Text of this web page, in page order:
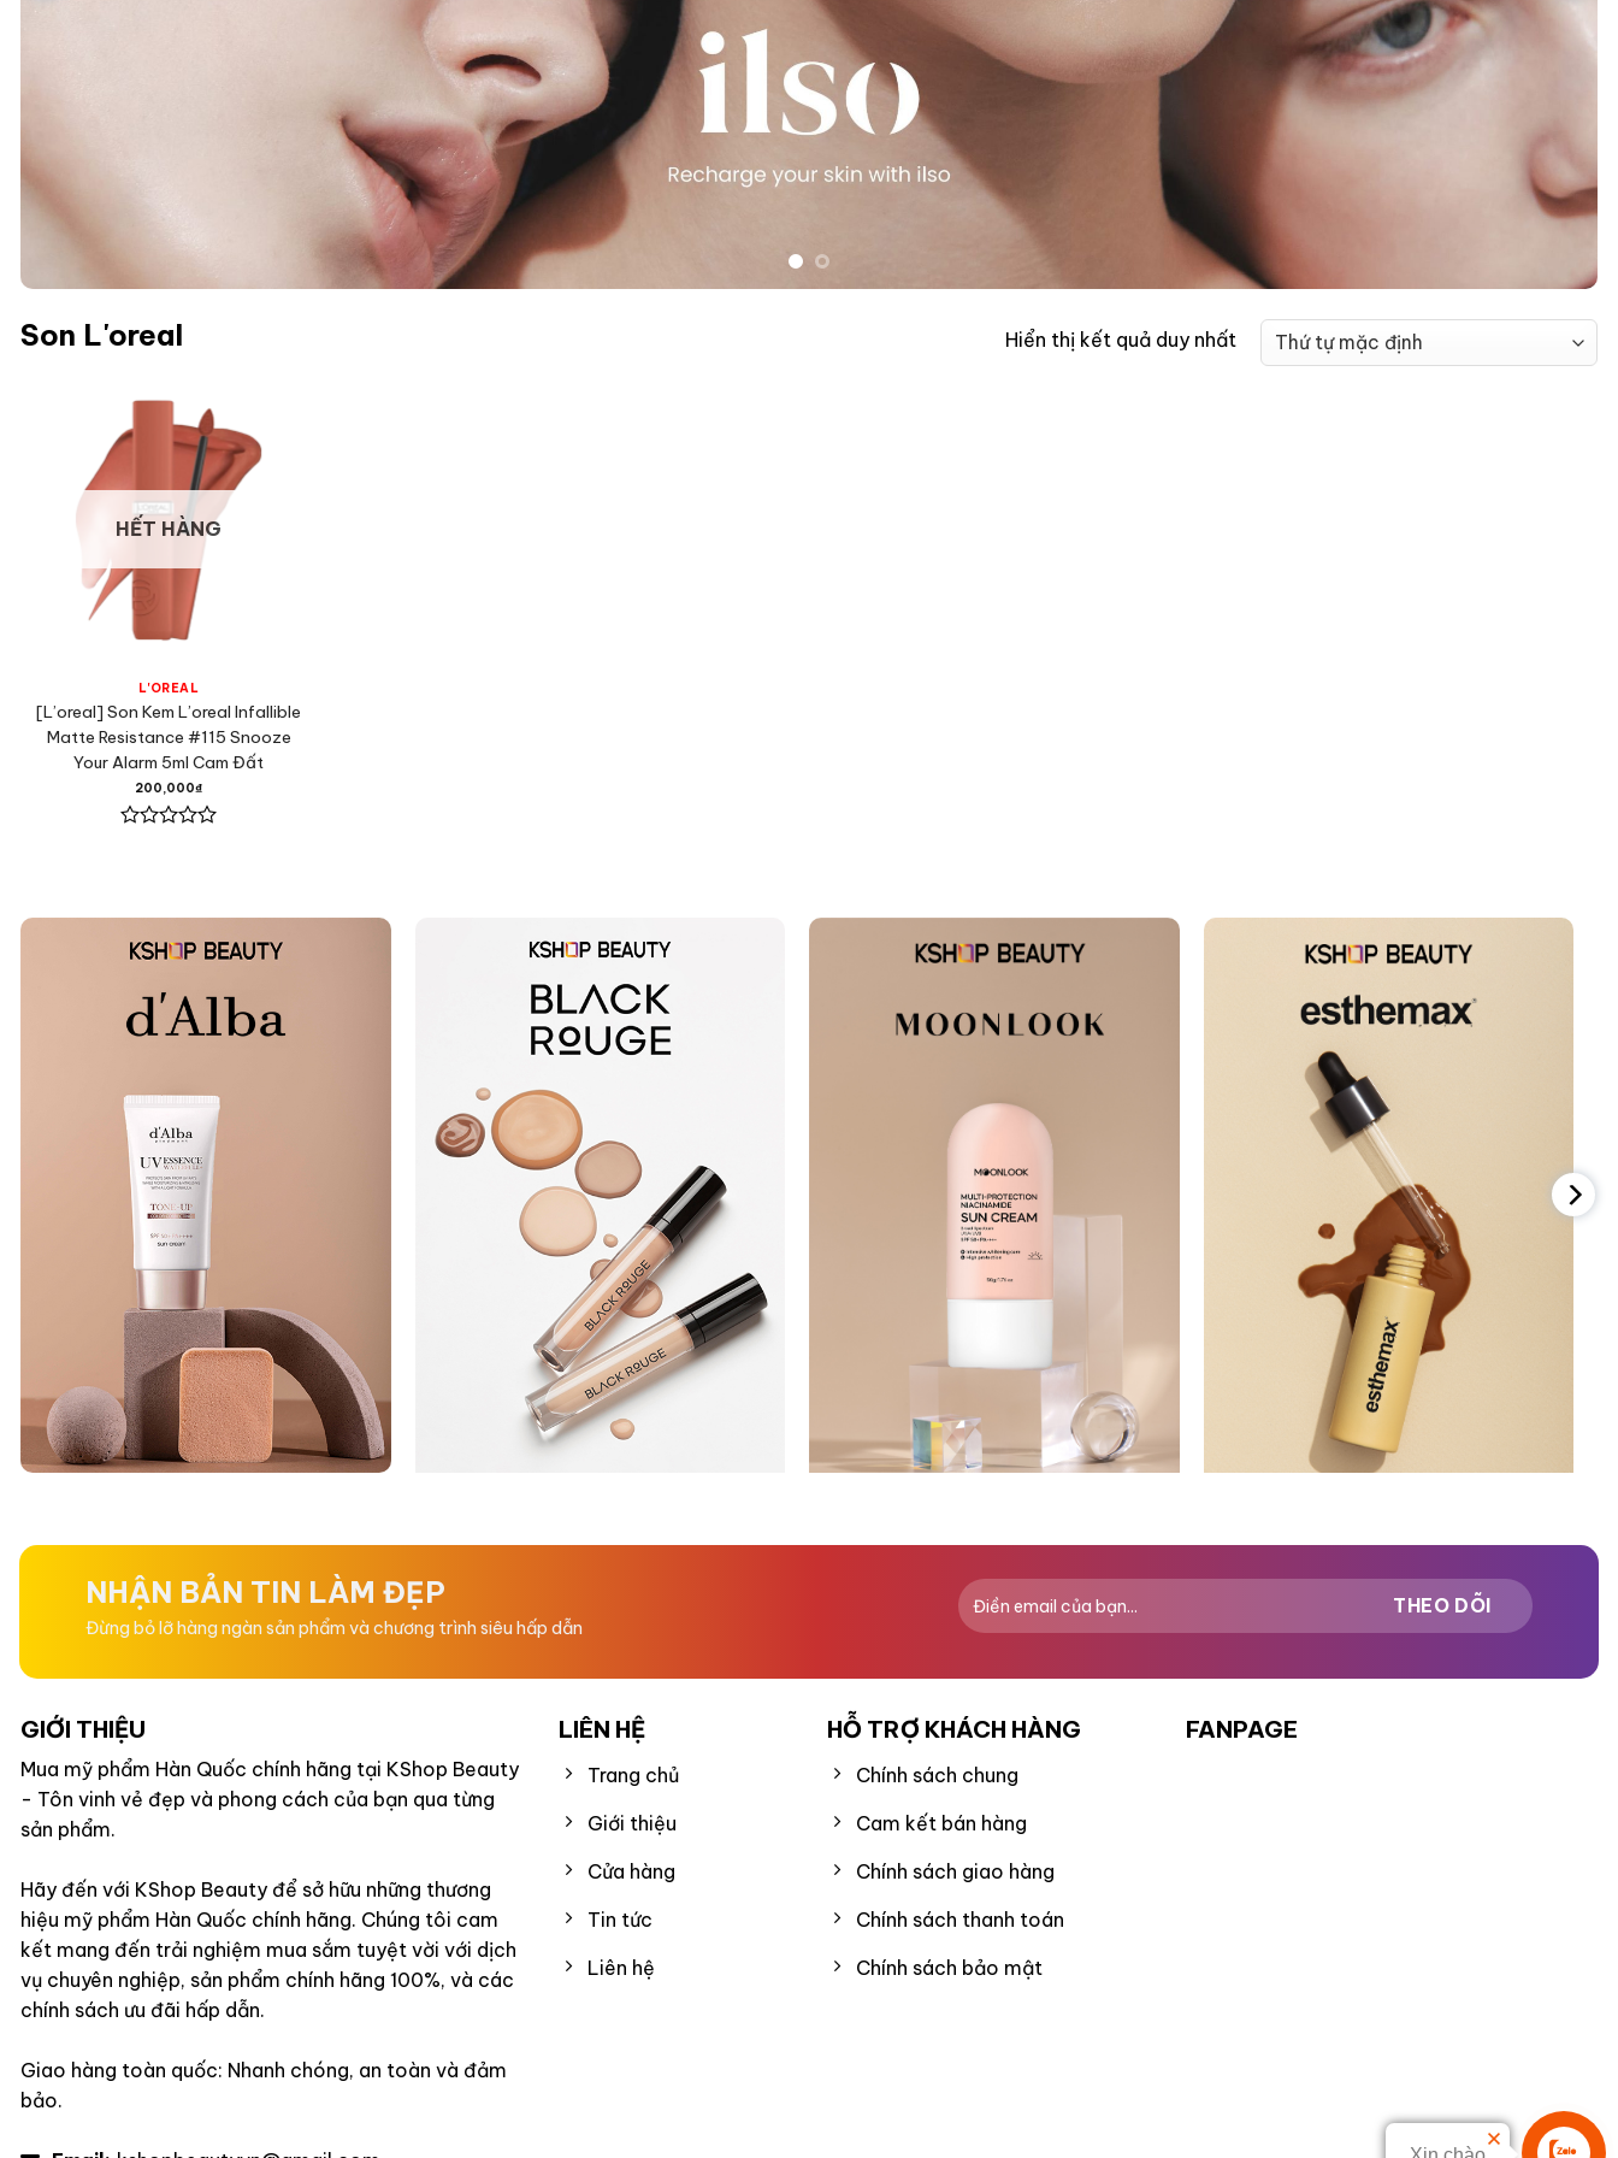
Son L'oreal Hiển thị kết quả duy nhất
HẾT HÀNG
L'OREAL
[L’oreal] Son Kem L’oreal Infallible
Matte Resistance #115 Snooze
Your Alarm 5ml Cam Đất
200,000₫
5
sao
NHẬN BẢN TIN LÀM ĐẸP
Đừng bỏ lỡ hàng ngàn sản phẩm và chương trình siêu hấp dẫn
GIỚI THIỆU
Mua mỹ phẩm Hàn Quốc chính hãng tại KShop Beauty
- Tôn vinh vẻ đẹp và phong cách của bạn qua từng
sản phẩm.
Hãy đến với KShop Beauty để sở hữu những thương
hiệu mỹ phẩm Hàn Quốc chính hãng. Chúng tôi cam
kết mang đến trải nghiệm mua sắm tuyệt vời với dịch
vụ chuyên nghiệp, sản phẩm chính hãng 100%, và các
chính sách ưu đãi hấp dẫn.
Giao hàng toàn quốc: Nhanh chóng, an toàn và đảm
bảo.
LIÊN HỆ
Trang chủ
Giới thiệu
Cửa hàng
Tin tức
Liên hệ
HỖ TRỢ KHÁCH HÀNG
Chính sách chung
Cam kết bán hàng
Chính sách giao hàng
Chính sách thanh toán
Chính sách bảo mật
FANPAGE